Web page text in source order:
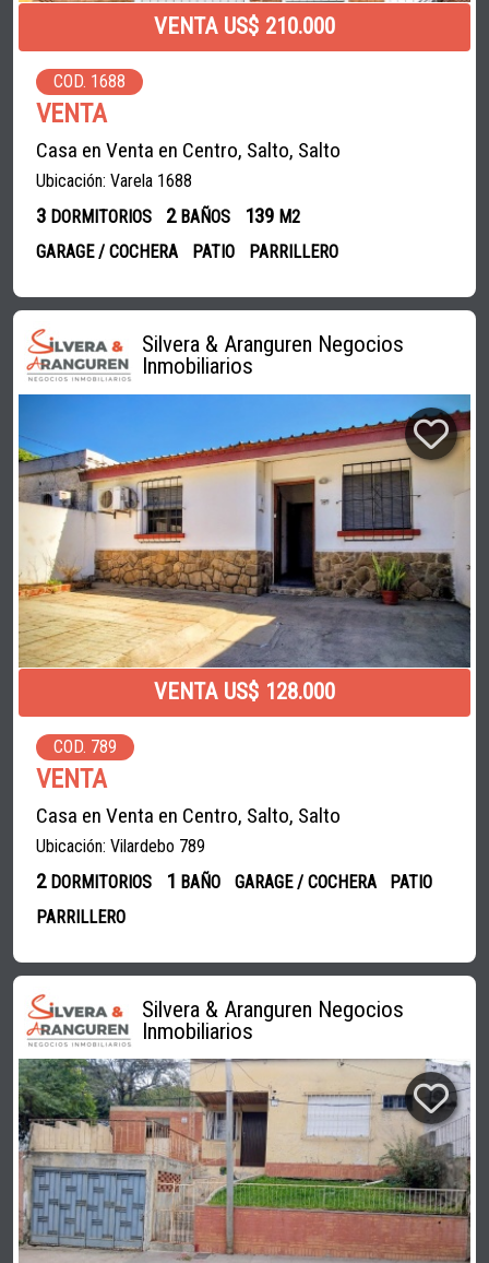
VENTA US$ 210.000
COD. 1688
VENTA
Casa en Venta en Centro, Salto, Salto
Ubicación: Varela 1688
3 DORMITORIOS 2BAÑOS 139 M2
GARAGE / COCHERA
PATIO PARRILLERO
Silvera & Aranguren Negocios
Inmobiliarios
VENTA US$ 128.000
COD. 789
VENTA
Casa en Venta en Centro, Salto, Salto
Ubicación: Vilardebo 789
2DORMITORIOS 1 BAÑO GARAGE / COCHERA
PATIO
PARRILLERO
Silvera & Aranguren Negocios
Inmobiliarios